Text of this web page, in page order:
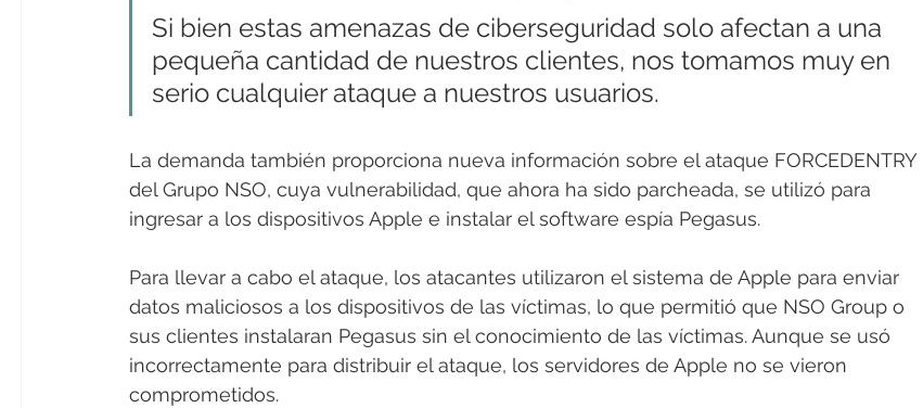
Si bien estas amenazas de ciberseguridad solo afectan a una
pequeña cantidad de nuestros clientes, nos tomamos muy en
serio cualquier ataque a nuestros usuarios.
La demanda también proporciona nueva información sobre el ataque FORCEDENTRY
del Grupo NSO, cuya vulnerabilidad, que ahora ha sido parcheada, se utilizó para
ingresar a los dispositivos Apple e instalar el software espía Pegasus.
Para llevar a cabo el ataque, los atacantes utilizaron el sistema de Apple para enviar
datos maliciosos a los dispositivos de las víctimas, lo que permitió que NSO Group o
sus clientes instalaran Pegasus sin el conocimiento de las víctimas. Aunque se usó
incorrectamente para distribuir el ataque, los servidores de Apple no se vieron
comprometidos.